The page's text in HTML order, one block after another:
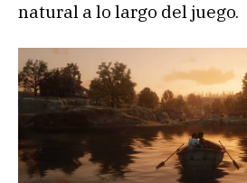
natural a lo largo del juego.